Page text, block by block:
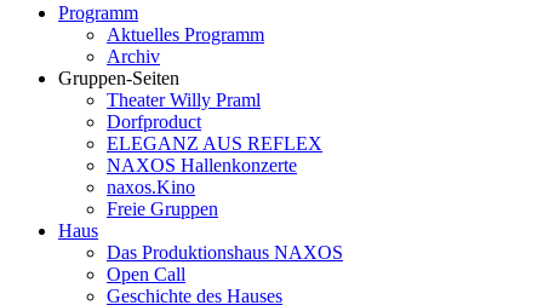
Programm
Aktuelles Programm
Archiv
Gruppen-Seiten
Theater Willy Praml
Dorfproduct
ELEGANZ AUS REFLEX
NAXOS Hallenkonzerte
naxos.Kino
Freie Gruppen
Haus
Das Produktionshaus NAXOS
Open Call
Geschichte des Hauses